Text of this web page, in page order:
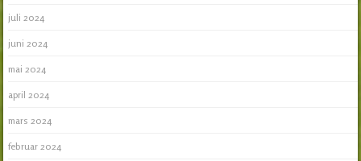
juli 2024
juni 2024
mai 2024
april 2024
mars 2024
februar 2024